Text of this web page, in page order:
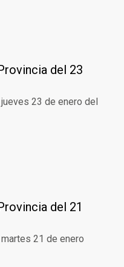
del 23
23 de enero del
del 21
21 de enero